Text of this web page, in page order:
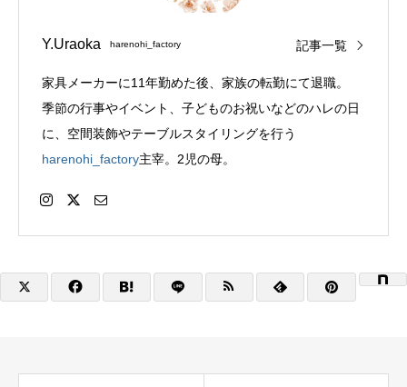
Y.Uraoka harenohi_factory 記事一覧
家具メーカーに11年勤めた後、家族の転勤にて退職。
季節の行事やイベント、子どものお祝いなどのハレの日
に、空間装飾やテーブルスタイリングを行う
harenohi_factory主宰。2児の母。